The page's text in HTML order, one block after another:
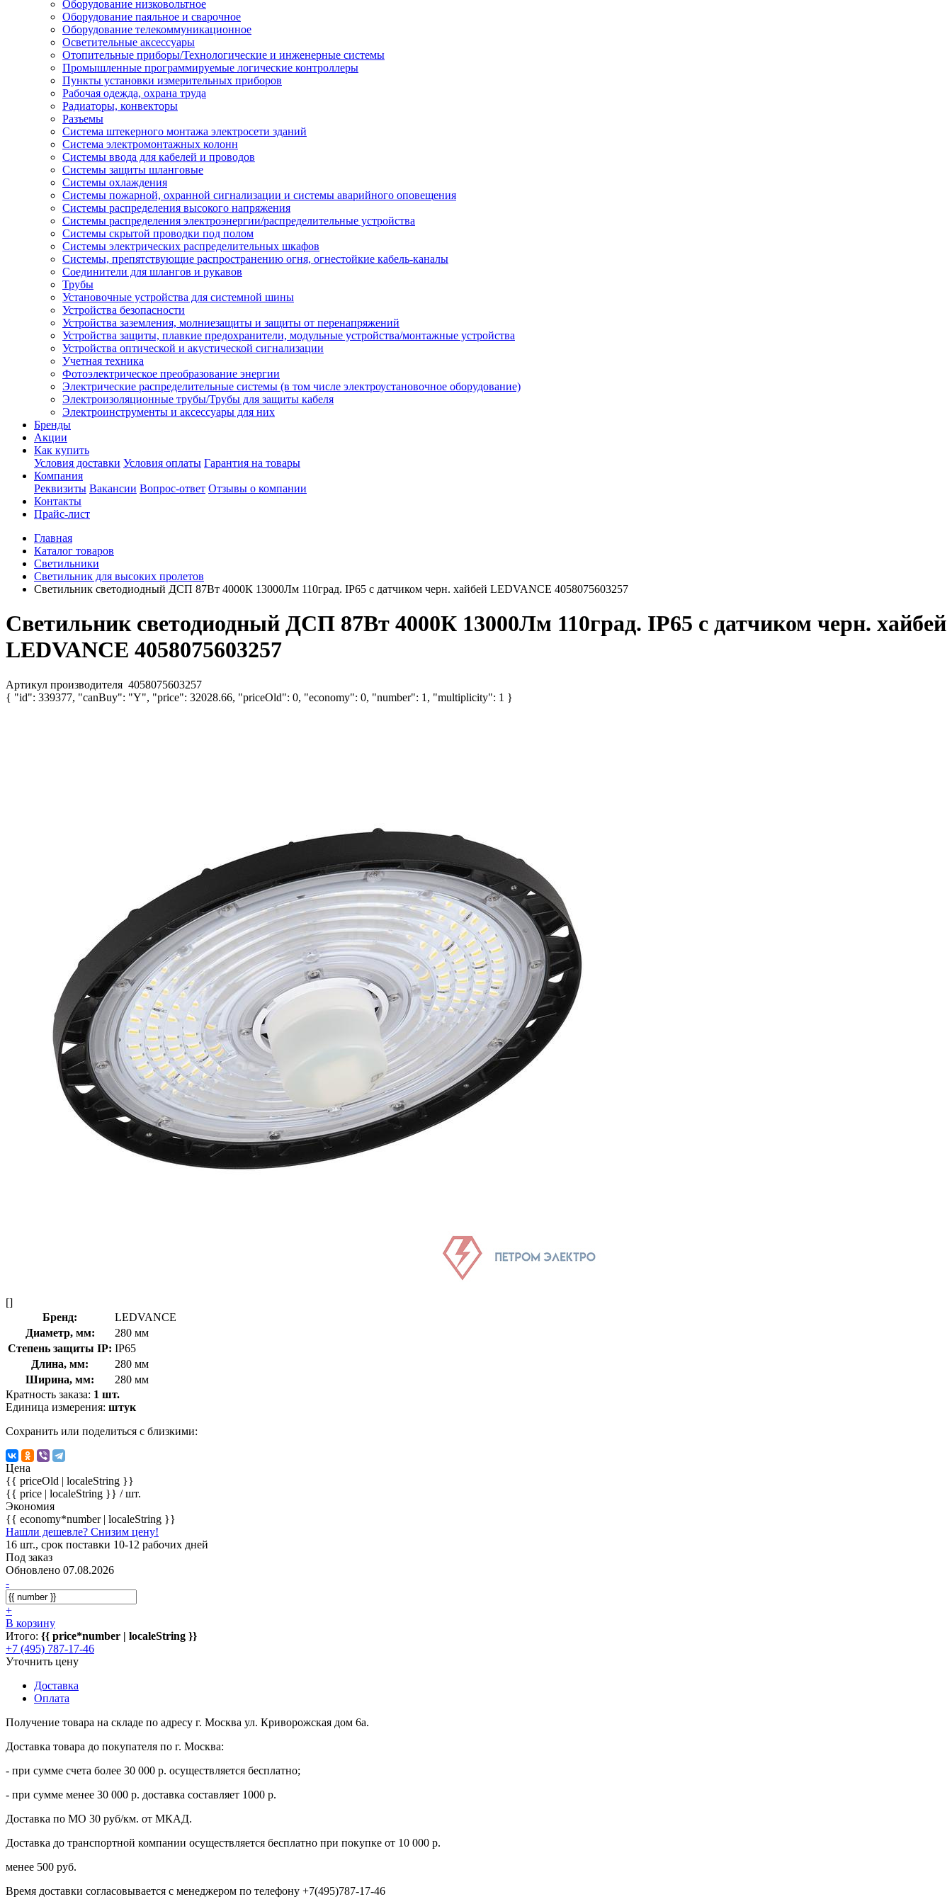
Оборудование низковольтное
Оборудование паяльное и сварочное
Оборудование телекоммуникационное
Осветительные аксессуары
Отопительные приборы/Технологические и инженерные системы
Промышленные программируемые логические контроллеры
Пункты установки измерительных приборов
Рабочая одежда, охрана труда
Радиаторы, конвекторы
Разъемы
Система штекерного монтажа электросети зданий
Система электромонтажных колонн
Системы ввода для кабелей и проводов
Системы защиты шланговые
Системы охлаждения
Системы пожарной, охранной сигнализации и системы аварийного оповещения
Системы распределения высокого напряжения
Системы распределения электроэнергии/распределительные устройства
Системы скрытой проводки под полом
Системы электрических распределительных шкафов
Системы, препятствующие распространению огня, огнестойкие кабель-каналы
Соединители для шлангов и рукавов
Трубы
Установочные устройства для системной шины
Устройства безопасности
Устройства заземления, молниезащиты и защиты от перенапряжений
Устройства защиты, плавкие предохранители, модульные устройства/монтажные устройства
Устройства оптической и акустической сигнализации
Учетная техника
Фотоэлектрическое преобразование энергии
Электрические распределительные системы (в том числе электроустановочное оборудование)
Электроизоляционные трубы/Трубы для защиты кабеля
Электроинструменты и аксессуары для них
Бренды
Акции
Как купить
Условия доставки Условия оплаты Гарантия на товары
Компания
Реквизиты Вакансии Вопрос-ответ Отзывы о компании
Контакты
Прайс-лист
Главная
Каталог товаров
Светильники
Светильник для высоких пролетов
Светильник светодиодный ДСП 87Вт 4000К 13000Лм 110град. IP65 с датчиком черн. хайбей LEDVANCE 4058075603257
Светильник светодиодный ДСП 87Вт 4000К 13000Лм 110град. IP65 с датчиком черн. хайбей
LEDVANCE 4058075603257
Артикул производителя 4058075603257
{ "id": 339377, "canBuy": "Y", "price": 32028.66, "priceOld": 0, "economy": 0, "number": 1, "multiplicity": 1 }
[]
Бренд:
LEDVANCE
Диаметр, мм:
280 мм
Степень защиты IP: IP65
Длина, мм:
280 мм
Ширина, мм:
280 мм
Кратность заказа: 1 шт.
Единица измерения: штук
Сохранить или поделиться с близкими:
Цена
{{ priceOld | localeString }}
{{ price | localeString }} / шт.
Экономия
{{ economy*number | localeString }}
Нашли дешевле? Снизим цену!
16 шт., срок поставки 10-12 рабочих дней
Под заказ
Обновлено 07.08.2026
-
+
В корзину
Итого: {{ price*number | localeString }}
+7 (495) 787-17-46
Уточнить цену
Доставка
Оплата
Получение товара на складе по адресу г. Москва ул. Криворожская дом 6а.
Доставка товара до покупателя по г. Москва:
- при сумме счета более 30 000 р. осуществляется бесплатно;
- при сумме менее 30 000 р. доставка составляет 1000 р.
Доставка по МО 30 руб/км. от МКАД.
Доставка до транспортной компании осуществляется бесплатно при покупке от 10 000 р.
менее 500 руб.
Время доставки согласовывается с менеджером по телефону +7(495)787-17-46